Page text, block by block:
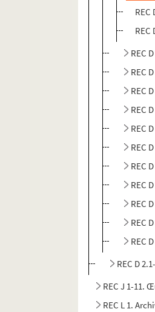
REC
REC
REC
REC
REC
REC
REC
REC
REC
REC
REC
REC D
REC J 1-11.
REC L 1.